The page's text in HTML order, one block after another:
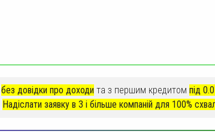
без довідки про доходи та з першим кредитом під
Надіслати заявку в 3 і більше компаній для 100%